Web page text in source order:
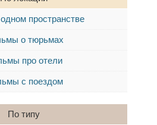
пространстве
о тюрьмах
про отели
с поездом
По типу